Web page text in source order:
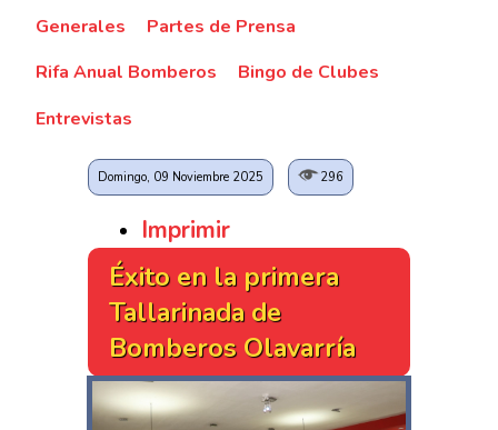
Generales
Partes de Prensa
Rifa Anual Bomberos
Bingo de Clubes
Entrevistas
Domingo, 09 Noviembre 2025 296
Imprimir
Éxito en la primera
Tallarinada de
Bomberos Olavarría